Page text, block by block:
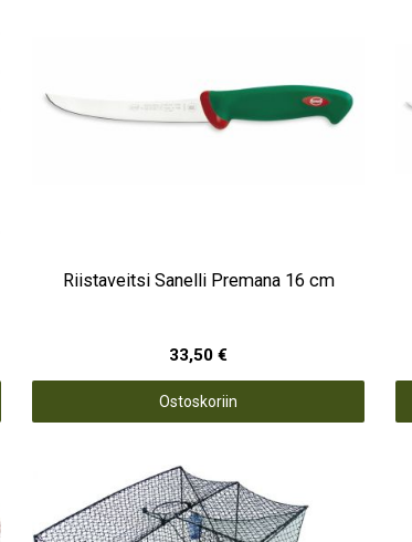
Riistaveitsi Sanelli Premana 16 cm
33,50 €
Ostoskoriin